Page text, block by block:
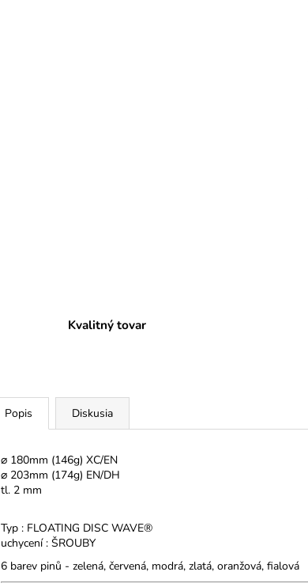
Kvalitný tovar
Popis Diskusia
⌀ 180mm (146g) XC/EN
⌀ 203mm (174g) EN/DH
tl. 2 mm
Typ : FLOATING DISC WAVE®
uchycení : ŠROUBY
6 barev pinů - zelená, červená, modrá, zlatá, oranžová, fialová